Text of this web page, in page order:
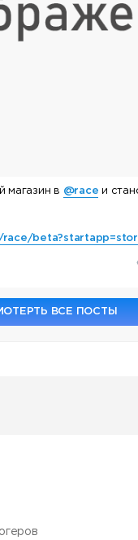
магазин в @race и
race/
ВСЕ ПОСТЫ